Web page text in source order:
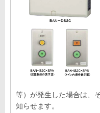
等）が発生した場合は、
知らせます。